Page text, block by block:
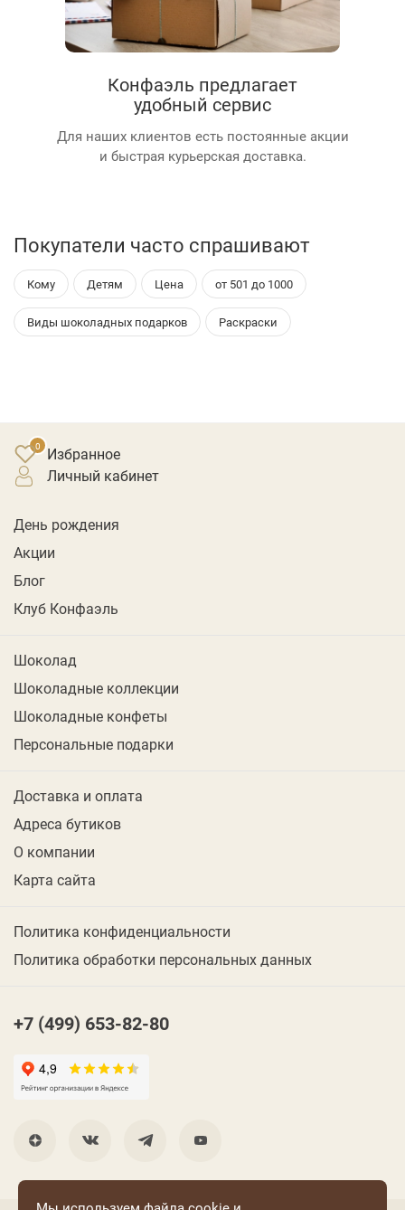
Конфаэль предлагает
удобный сервис
Для наших клиентов есть постоянные акции
и быстрая курьерская доставка.
Покупатели часто спрашивают
Кому Детям Цена от 501 до 1000
Виды шоколадных подарков Раскраски
Избранное
личный кабинет
День рождения
Акции
Блог
Клуб Конфаэль
Шоколад
Шоколадные коллекции
Шоколадные конфеты
Персональные подарки
Доставка и оплата
Адреса бутиков
О компании
Карта сайта
Политика конфиденциальности
Политика обработки персональных данных
+7 (499) 653-82-80